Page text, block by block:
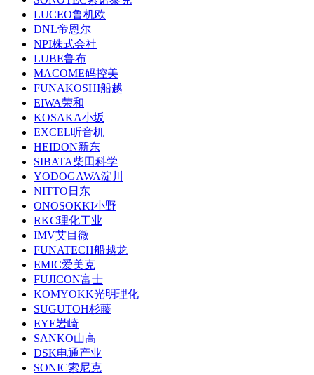
LUCEO鲁机欧
DNL帝恩尔
NPI株式会社
LUBE鲁布
MACOME码控美
FUNAKOSHI船越
EIWA荣和
KOSAKA小坂
EXCEL听音机
HEIDON新东
SIBATA柴田科学
YODOGAWA淀川
NITTO日东
ONOSOKKI小野
RKC理化工业
IMV艾目微
FUNATECH船越龙
EMIC爱美克
FUJICON富士
KOMYOKK光明理化
SUGUTOH杉藤
EYE岩崎
SANKO山高
DSK电通产业
SONIC索尼克